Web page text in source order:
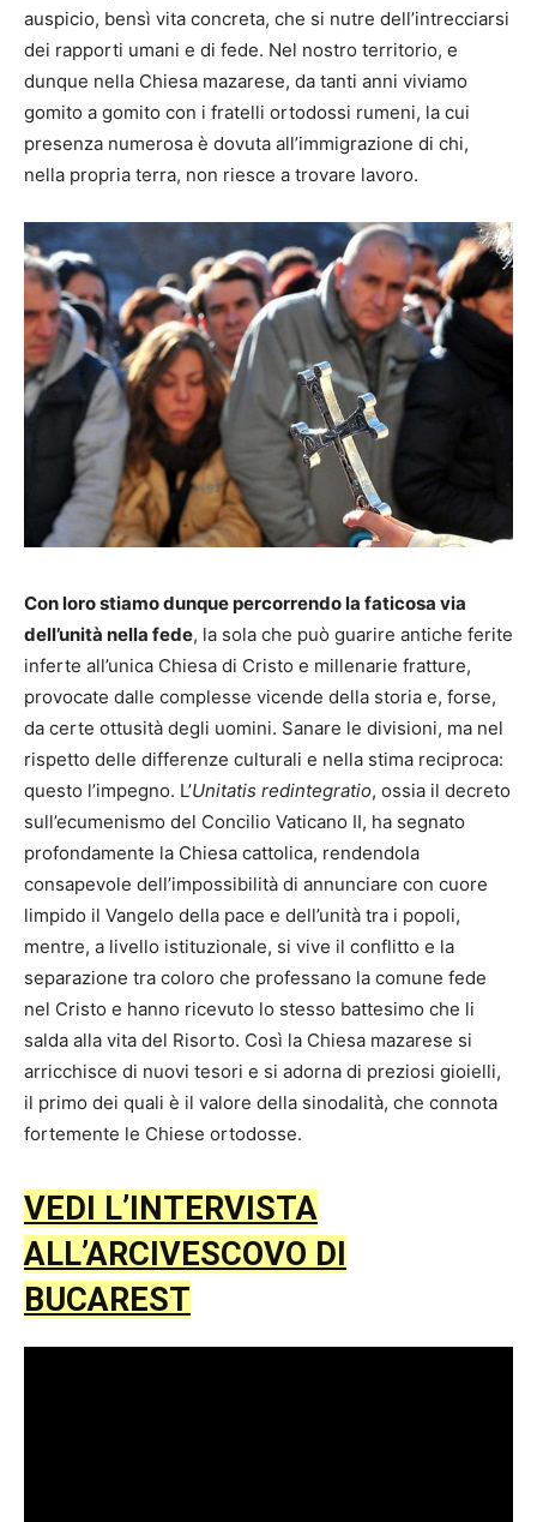
auspicio, bensì vita concreta, che si nutre dell’intrecciarsi
dei rapporti umani e di fede. Nel nostro territorio, e
dunque nella Chiesa mazarese, da tanti anni viviamo
gomito a gomito con i fratelli ortodossi rumeni, la cui
presenza numerosa è dovuta all’immigrazione di chi,
nella propria terra, non riesce a trovare lavoro.
Con loro stiamo dunque percorrendo la faticosa via
dell’unità nella fede, la sola che può guarire antiche ferite
inferte all’unica Chiesa di Cristo e millenarie fratture,
provocate dalle complesse vicende della storia e, forse,
da certe ottusità degli uomini. Sanare le divisioni, ma nel
rispetto delle differenze culturali e nella stima reciproca:
questo l’impegno. L’Unitatis redintegratio, ossia il decreto
sull’ecumenismo del Concilio Vaticano II, ha segnato
profondamente la Chiesa cattolica, rendendola
consapevole dell’impossibilità di annunciare con cuore
limpido il Vangelo della pace e dell’unità tra i popoli,
mentre, a livello istituzionale, si vive il conflitto e la
separazione tra coloro che professano la comune fede
nel Cristo e hanno ricevuto lo stesso battesimo che li
salda alla vita del Risorto. Così la Chiesa mazarese si
arricchisce di nuovi tesori e si adorna di preziosi gioielli,
il primo dei quali è il valore della sinodalità, che connota
fortemente le Chiese ortodosse.
VEDI L’INTERVISTA
ALL’ARCIVESCOVO DI
BUCAREST